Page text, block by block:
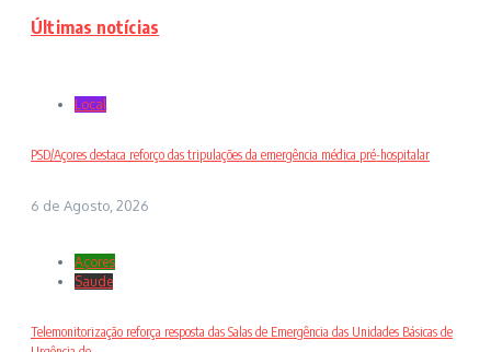
Últimas notícias
Local
PSD/Açores destaca reforço das tripulações da emergência médica pré-hospitalar
6 de Agosto, 2026
Açores
Saude
Telemonitorização reforça resposta das Salas de Emergência das Unidades Básicas de